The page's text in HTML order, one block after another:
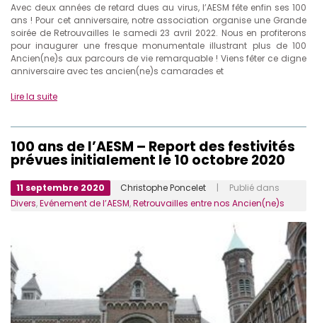
Avec deux années de retard dues au virus, l’AESM fête enfin ses 100
ans ! Pour cet anniversaire, notre association organise une Grande
soirée de Retrouvailles le samedi 23 avril 2022. Nous en profiterons
pour inaugurer une fresque monumentale illustrant plus de 100
Ancien(ne)s aux parcours de vie remarquable ! Viens fêter ce digne
anniversaire avec tes ancien(ne)s camarades et
Lire la suite
100 ans de l’AESM – Report des festivités
prévues initialement le 10 octobre 2020
11 septembre 2020 Christophe Poncelet | Publié dans
Divers,Evénement de l’AESM,Retrouvailles entre nos Ancien(ne)s